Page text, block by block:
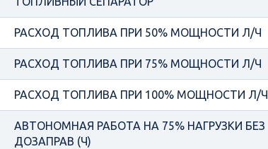
РАСХОД ТОПЛИВА ПРИ 50% МОЩНОСТИ Л/Ч
РАСХОД ТОПЛИВА ПРИ 75% МОЩНОСТИ Л/Ч
РАСХОД ТОПЛИВА ПРИ 100% МОЩНОСТИ Л/Ч
АВТОНОМНАЯ РАБОТА НА 75% НАГРУЗКИ БЕЗ
ДОЗАПРАВ (Ч)